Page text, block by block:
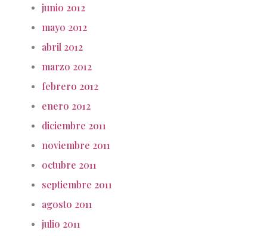
junio 2012
mayo 2012
abril 2012
marzo 2012
febrero 2012
enero 2012
diciembre 2011
noviembre 2011
octubre 2011
septiembre 2011
agosto 2011
julio 2011